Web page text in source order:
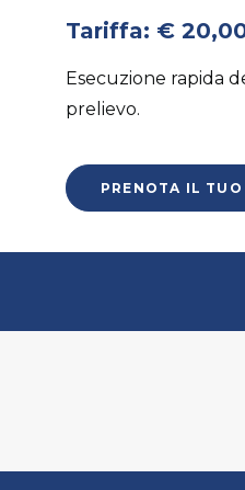
Tariffa: €
Esecuzione rapida
prelievo.
PRENOTA IL TUO